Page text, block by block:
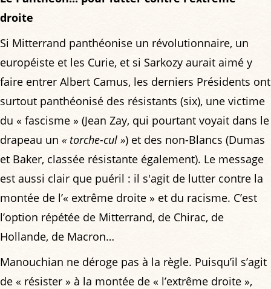
droite
Si Mitterrand panthéonise un révolutionnaire, un
européiste et les Curie, et si Sarkozy aurait aimé y
faire entrer Albert Camus, les derniers Présidents ont
surtout panthéonisé des résistants (six), une victime
du « fascisme » (Jean Zay, qui pourtant voyait dans le
drapeau un « torche-cul ») et des non-Blancs (Dumas
et Baker, classée résistante également). Le message
est aussi clair que puéril : il s'agit de lutter contre la
montée de l’« extrême droite » et du racisme. C’est
l’option répétée de Mitterrand, de Chirac, de
Hollande, de Macron…
Manouchian ne déroge pas à la règle. Puisqu’il s’agit
de « résister » à la montée de « l’extrême droite »,